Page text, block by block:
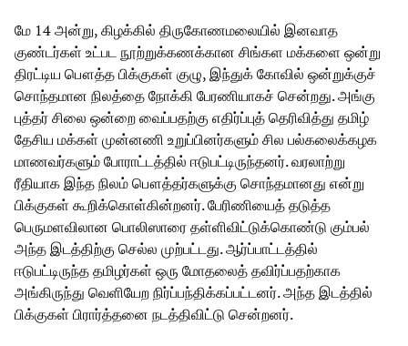
மே 14 அன்று, கிழக்கில் திருகோணமலையில் இனவாத
குண்டர்கள் உட்பட நூற்றுக்கணக்கான சிங்கள மக்களை ஒன்று
திரட்டிய பௌத்த பிக்குகள் குழு, இந்துக் கோவில் ஒன்றுக்குச்
சொந்தமான நிலத்தை நோக்கி பேரணியாகச் சென்றது. அங்கு
புத்தர் சிலை ஒன்றை வைப்பதற்கு எதிர்ப்புத் தெரிவித்து தமிழ்
தேசிய மக்கள் முன்னணி உறுப்பினர்களும் சில பல்கலைக்கழக
மாணவர்களும் போராட்டத்தில் ஈடுபட்டிருந்தனர். வரலாற்று
ரீதியாக இந்த நிலம் பௌத்தர்களுக்கு சொந்தமானது என்று
பிக்குகள் கூறிக்கொள்கின்றனர். பேரிணியைத் தடுத்த
பெருமளவிலான பொலிஸாரை தள்ளிவிட்டுக்கொண்டு கும்பல்
அந்த இடத்திற்கு செல்ல முற்பட்டது. ஆர்ப்பாட்டத்தில்
ஈடுபட்டிருந்த தமிழர்கள் ஒரு மோதலைத் தவிர்ப்பதற்காக
அங்கிருந்து வெளியேற நிர்ப்பந்திக்கப்பட்டனர். அந்த இடத்தில்
பிக்குகள் பிரார்த்தனை நடத்திவிட்டு சென்றனர்.